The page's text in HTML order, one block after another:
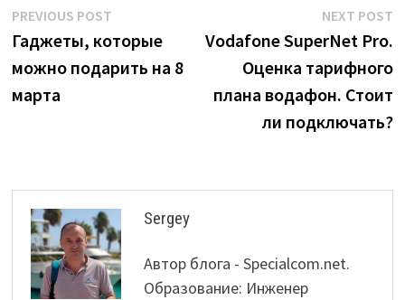
Post
navigation
PREVIOUS POSTPrevious
post:
Гаджеты, которые
можно подарить на 8
марта
NEXT POST
Vodafone SuperNet Pro.
Оценка тарифного
плана водафон. Стоит
ли подключать?
Sergey
Автор блога - Specialcom.net.
Образование: Инженер